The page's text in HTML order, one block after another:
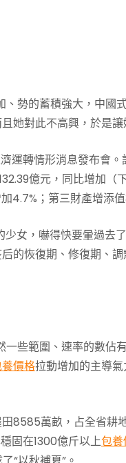
勢的蓄積強大，中國
她對此不高興，於是
運轉情形消息發布會
億元，同比增加（
4.7%；第三財產增添
女，嚇得快要暈過去
的恢復期、修復期、
一些範圍、速率的數佔
價格拉動增加的主導
8585萬畝，占全省耕
固在1300億斤以上包